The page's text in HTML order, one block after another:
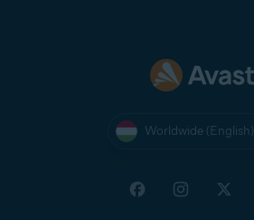
Worldwide (English)